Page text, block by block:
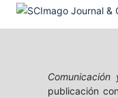
Comunicación
publicación